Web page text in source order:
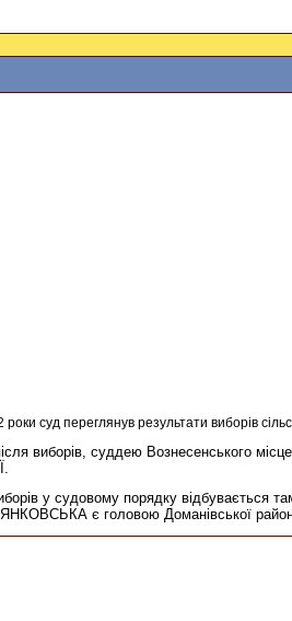
суд переглянув результати виборів
виборів, суддею Вознесенського
у судовому порядку відбувається
є головою Доманівської